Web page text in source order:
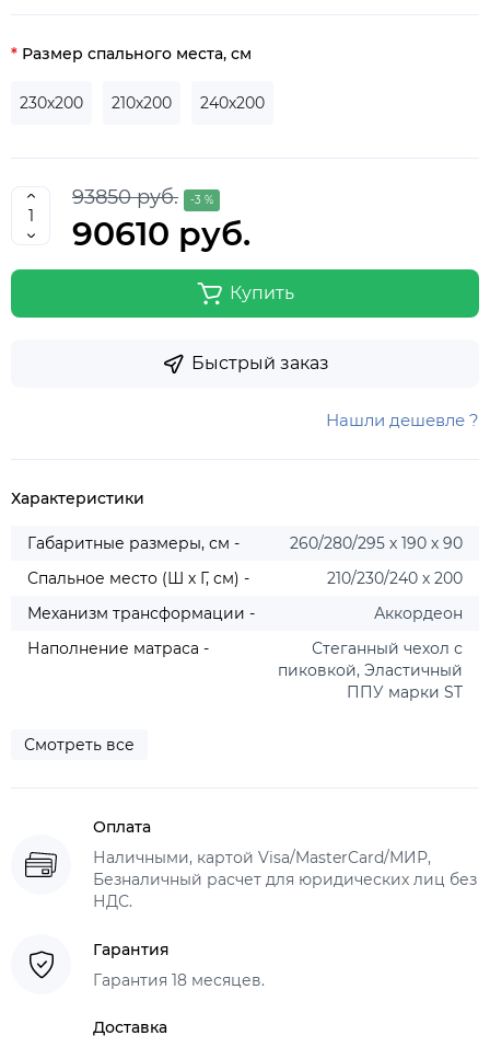
Размер спального места, см
230х200 210х200 240х200
93850 руб. -3 %
90610 руб.
Купить
Быстрый заказ
Нашли дешевле ?
Характеристики
Габаритные размеры, см -
260/280/295 х 190 х 90
Спальное место (Ш х Г, см) -
210/230/240 х 200
Механизм трансформации -
Аккордеон
Наполнение матраса -
Стеганный чехол с
пиковкой, Эластичный
ППУ марки ST
Смотреть все
Оплата
Наличными, картой Visa/MasterCard/МИР,
Безналичный расчет для юридических лиц без
НДС.
Гарантия
Гарантия 18 месяцев.
Доставка